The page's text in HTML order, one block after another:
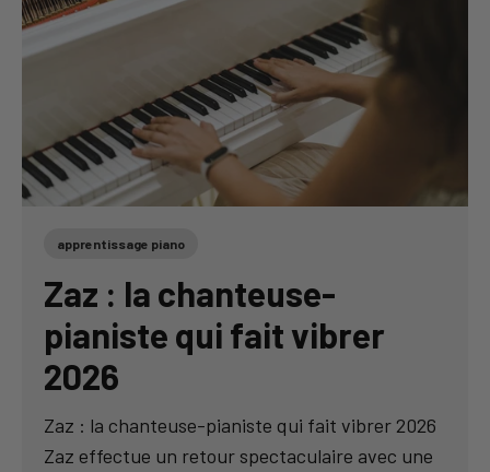
apprentissage piano
Zaz : la chanteuse-
pianiste qui fait vibrer
2026
Zaz : la chanteuse-pianiste qui fait vibrer 2026
Zaz effectue un retour spectaculaire avec une